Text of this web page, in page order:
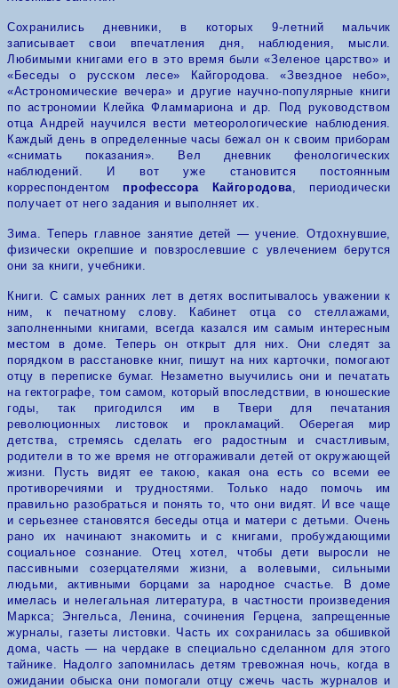
Сохранились дневники, в которых 9-летний мальчик
записывает свои впечатления дня, наблюдения, мысли.
Любимыми книгами его в это время были «Зеленое царство» и
«Беседы о русском лесе» Кайгородова. «Звездное небо»,
«Астрономические вечера» и другие научно-популярные книги
по астрономии Клейка Фламмариона и др. Под руководством
отца Андрей научился вести метеорологические наблюдения.
Каждый день в определенные часы бежал он к своим приборам
«снимать показания». Вел дневник фенологических
наблюдений. И вот уже становится постоянным
корреспондентом профессора Кайгородова, периодически
получает от него задания и выполняет их.
Зима. Теперь главное занятие детей — учение. Отдохнувшие,
физически окрепшие и повзрослевшие с увлечением берутся
они за книги, учебники.
Книги. С самых ранних лет в детях воспитывалось уважении к
ним, к печатному слову. Кабинет отца со стеллажами,
заполненными книгами, всегда казался им самым интересным
местом в доме. Теперь он открыт для них. Они следят за
порядком в расстановке книг, пишут на них карточки, помогают
отцу в переписке бумаг. Незаметно выучились они и печатать
на гектографе, том самом, который впоследствии, в юношеские
годы, так пригодился им в Твери для печатания
революционных листовок и прокламаций. Оберегая мир
детства, стремясь сделать его радостным и счастливым,
родители в то же время не отгораживали детей от окружающей
жизни. Пусть видят ее такою, какая она есть со всеми ее
противоречиями и трудностями. Только надо помочь им
правильно разобраться и понять то, что они видят. И все чаще
и серьезнее становятся беседы отца и матери с детьми. Очень
рано их начинают знакомить и с книгами, пробуждающими
социальное сознание. Отец хотел, чтобы дети выросли не
пассивными созерцателями жизни, а волевыми, сильными
людьми, активными борцами за народное счастье.
В доме
имелась и нелегальная литература, в частности произведения
Маркса; Энгельса, Ленина, сочинения Герцена, запрещенные
журналы, газеты листовки. Часть их сохранилась за обшивкой
дома, часть — на чердаке в специально сделанном для этого
тайнике. Надолго запомнилась детям тревожная ночь, когда в
ожидании обыска они помогали отцу сжечь часть журналов и